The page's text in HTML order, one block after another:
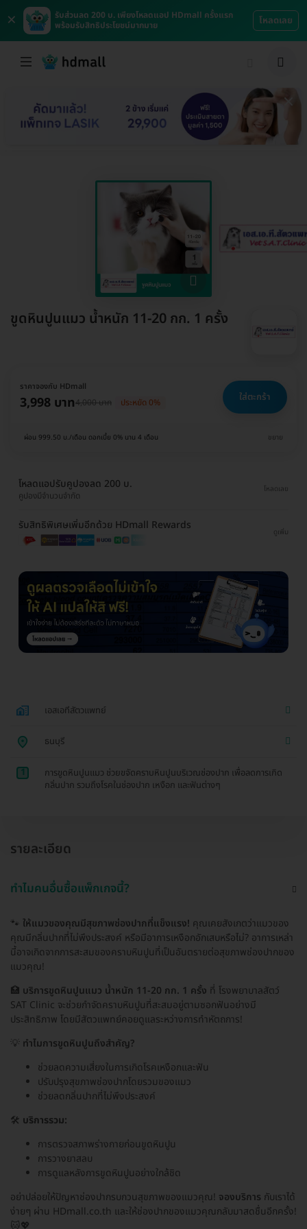
×
รับส่วนลด 200 บ. เพียงโหลดแอป HDmall ครั้งแรก
พร้อมรับสิทธิประโยชน์มากมาย
โหลดเลย
ขูดหินปูนแมว น้ำหนัก 11-20 กก. 1 ครั้ง
ราคาจองกับ HDmall
3,998 บาท4,000 บาท ประหยัด 0% ใส่ตะกร้า
ผ่อน 999.50 บ./เดือน ดอกเบี้ย 0% นาน 4 เดือน ขยาย
โหลดแอปรับคูปองลด 200 บ.
คูปองมีจำนวนจำกัด
โหลดเลย
รับสิทธิพิเศษเพิ่มอีกด้วย HDmall Rewards
ดูเพิ่ม
เอสเอทีสัตวแพทย์
ธนบุรี
1
การขูดหินปูนแมว ช่วยขจัดคราบหินปูนบริเวณช่องปาก เพื่อลดการเกิด
กลิ่นปาก รวมถึงโรคในช่องปาก เหงือก และฟันต่างๆ
รายละเอียด
ทำไมคนอื่นซื้อแพ็กเกจนี้?
🐾 ให้แมวของคุณมีสุขภาพช่องปากที่แข็งแรง! คุณเคยสังเกตว่าแมวของ
คุณมีกลิ่นปากที่ไม่พึงประสงค์ หรือมีอาการเหงือกอักเสบหรือไม่? อาการเหล่า
นี้อาจเกิดจากการสะสมของคราบหินปูนที่เป็นอันตรายต่อสุขภาพช่องปากของ
แมวคุณ!
🏥 บริการขูดหินปูนแมว น้ำหนัก 11-20 กก. 1 ครั้ง ที่ โรงพยาบาลสัตว์
SAT Clinic จะช่วยกำจัดคราบหินปูนที่สะสมอยู่ตามซอกฟันอย่างมี
ประสิทธิภาพ โดยมีสัตวแพทย์คอยดูแลระหว่างการทำหัตถการ!
💡 ทำไมการขูดหินปูนถึงสำคัญ?
ช่วยลดความเสี่ยงในการเกิดโรคเหงือกและฟัน
ปรับปรุงสุขภาพช่องปากโดยรวมของแมว
ช่วยลดกลิ่นปากที่ไม่พึงประสงค์
🛠️ บริการรวม:
การตรวจสภาพร่างกายก่อนขูดหินปูน
การวางยาสลบ
การดูแลหลังการขูดหินปูนอย่างใกล้ชิด
อย่าปล่อยให้ปัญหาช่องปากรบกวนสุขภาพของแมวคุณ! จองบริการ กับเราได้
ง่ายๆ ผ่าน HDmall.co.th และให้ช่องปากของแมวคุณกลับมาสดชื่นอีกครั้ง!
🐱💖